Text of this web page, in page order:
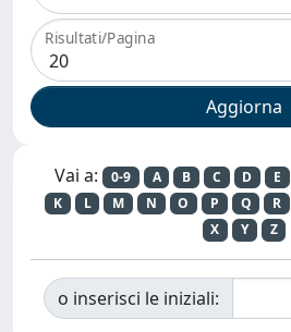
Risultati/Pagina
Vai a: 0-9 A B C D E
K
L M N O P Q R
X
Y Z
o inserisci le iniziali: